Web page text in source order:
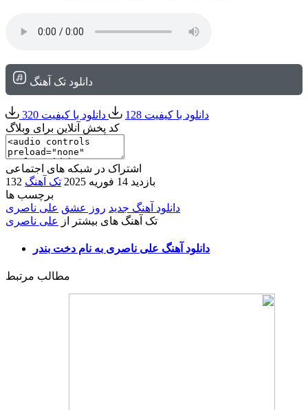
دانلود تک آهنگ
دانلود با کیفیت 128
دانلود با کیفیت 320
کد پخش آنلاین برای وبلاگ
اشتراک در شبکه های اجتماعی
132 بازدید 14 فوریه 2025
تک آهنگ
برچسب ها
دانلود آهنگ جدید روز عشق علی ناصری
تک آهنگ های بیشتر از علی ناصری
دانلود آهنگ علی ناصری به نام دخت بندر
مطالب مرتبط